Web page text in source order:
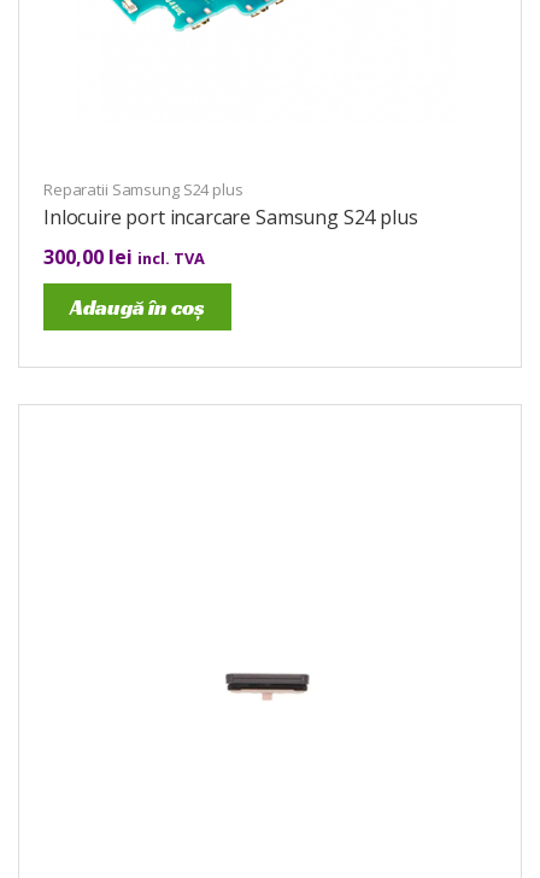
Reparatii Samsung S24 plus
Inlocuire port incarcare Samsung S24 plus
300,00 lei incl. TVA
Adaugă în coș